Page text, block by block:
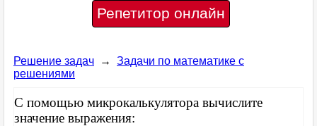
Репетитор онлайн
Решение задач → Задачи по математике с
решениями
С помощью микрокалькулятора вычислите
значение выражения: